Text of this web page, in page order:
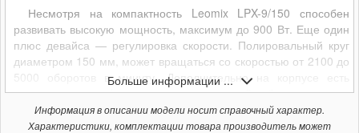
Несмотря на компактность Leomix LPX-9/150 способен
развивать высокую мощность, максимум до 900 Вт. Еще один
плюс девайса — регулировка скорости. Полировальный круг
диаметром 150 мм, может вращаться со скоростью от 2100 до
5000 оборотов в минуту. Дополнительно на корпусе есть
кнопка включения/выключения непрерывной работы.
Особенности
Больше информации ...
Информация в описании модели носит справочный характер.
Характеристики, комплектации товара производитель может